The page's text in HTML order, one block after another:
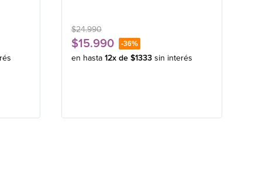
$24.990
$15.990 -36%
en hasta 12x de $1333 sin interés